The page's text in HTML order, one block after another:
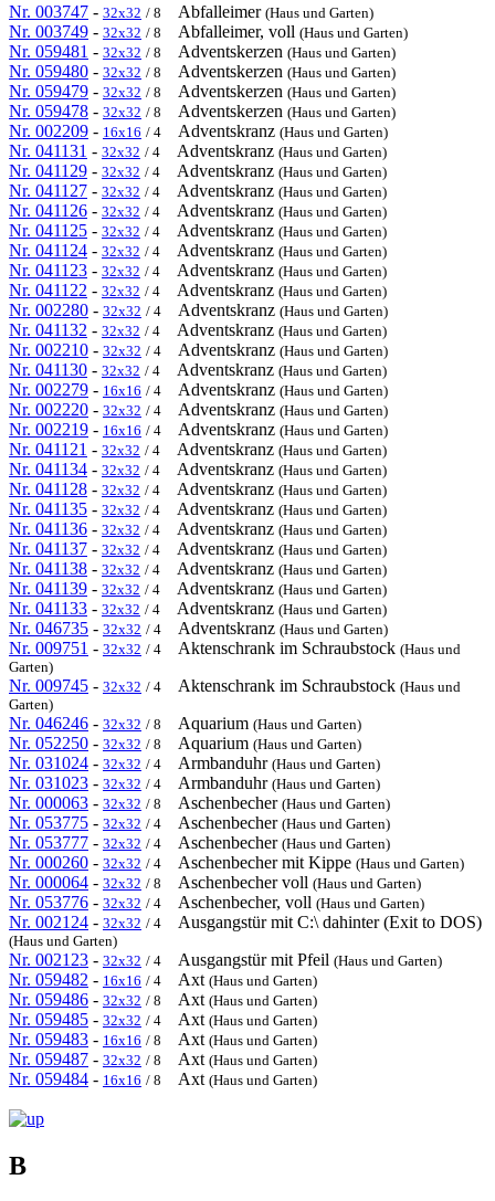
Nr. 003747 - 32x32 / 8 Abfalleimer (Haus und Garten)
Nr. 003749 - 32x32 / 8 Abfalleimer, voll (Haus und Garten)
Nr. 059481 - 32x32 / 8 Adventskerzen (Haus und Garten)
Nr. 059480 - 32x32 / 8 Adventskerzen (Haus und Garten)
Nr. 059479 - 32x32 / 8 Adventskerzen (Haus und Garten)
Nr. 059478 - 32x32 / 8 Adventskerzen (Haus und Garten)
Nr. 002209 - 16x16 / 4 Adventskranz (Haus und Garten)
Nr. 041131 - 32x32 / 4 Adventskranz (Haus und Garten)
Nr. 041129 - 32x32 / 4 Adventskranz (Haus und Garten)
Nr. 041127 - 32x32 / 4 Adventskranz (Haus und Garten)
Nr. 041126 - 32x32 / 4 Adventskranz (Haus und Garten)
Nr. 041125 - 32x32 / 4 Adventskranz (Haus und Garten)
Nr. 041124 - 32x32 / 4 Adventskranz (Haus und Garten)
Nr. 041123 - 32x32 / 4 Adventskranz (Haus und Garten)
Nr. 041122 - 32x32 / 4 Adventskranz (Haus und Garten)
Nr. 002280 - 32x32 / 4 Adventskranz (Haus und Garten)
Nr. 041132 - 32x32 / 4 Adventskranz (Haus und Garten)
Nr. 002210 - 32x32 / 4 Adventskranz (Haus und Garten)
Nr. 041130 - 32x32 / 4 Adventskranz (Haus und Garten)
Nr. 002279 - 16x16 / 4 Adventskranz (Haus und Garten)
Nr. 002220 - 32x32 / 4 Adventskranz (Haus und Garten)
Nr. 002219 - 16x16 / 4 Adventskranz (Haus und Garten)
Nr. 041121 - 32x32 / 4 Adventskranz (Haus und Garten)
Nr. 041134 - 32x32 / 4 Adventskranz (Haus und Garten)
Nr. 041128 - 32x32 / 4 Adventskranz (Haus und Garten)
Nr. 041135 - 32x32 / 4 Adventskranz (Haus und Garten)
Nr. 041136 - 32x32 / 4 Adventskranz (Haus und Garten)
Nr. 041137 - 32x32 / 4 Adventskranz (Haus und Garten)
Nr. 041138 - 32x32 / 4 Adventskranz (Haus und Garten)
Nr. 041139 - 32x32 / 4 Adventskranz (Haus und Garten)
Nr. 041133 - 32x32 / 4 Adventskranz (Haus und Garten)
Nr. 046735 - 32x32 / 4 Adventskranz (Haus und Garten)
Nr. 009751 - 32x32 / 4 Aktenschrank im Schraubstock (Haus und
Garten)
Nr. 009745 - 32x32 / 4 Aktenschrank im Schraubstock (Haus und
Garten)
Nr. 046246 - 32x32 / 8 Aquarium (Haus und Garten)
Nr. 052250 - 32x32 / 8 Aquarium (Haus und Garten)
Nr. 031024 - 32x32 / 4 Armbanduhr (Haus und Garten)
Nr. 031023 - 32x32 / 4 Armbanduhr (Haus und Garten)
Nr. 000063 - 32x32 / 8 Aschenbecher (Haus und Garten)
Nr. 053775 - 32x32 / 4 Aschenbecher (Haus und Garten)
Nr. 053777 - 32x32 / 4 Aschenbecher (Haus und Garten)
Nr. 000260 - 32x32 / 4 Aschenbecher mit Kippe (Haus und Garten)
Nr. 000064 - 32x32 / 8 Aschenbecher voll (Haus und Garten)
Nr. 053776 - 32x32 / 4 Aschenbecher, voll (Haus und Garten)
Nr. 002124 - 32x32 / 4 Ausgangstür mit C:\ dahinter (Exit to DOS)
(Haus und Garten)
Nr. 002123 - 32x32 / 4 Ausgangstür mit Pfeil (Haus und Garten)
Nr. 059482 - 16x16 / 4 Axt (Haus und Garten)
Nr. 059486 - 32x32 / 8 Axt (Haus und Garten)
Nr. 059485 - 32x32 / 4 Axt (Haus und Garten)
Nr. 059483 - 16x16 / 8 Axt (Haus und Garten)
Nr. 059487 - 32x32 / 8 Axt (Haus und Garten)
Nr. 059484 - 16x16 / 8 Axt (Haus und Garten)
B